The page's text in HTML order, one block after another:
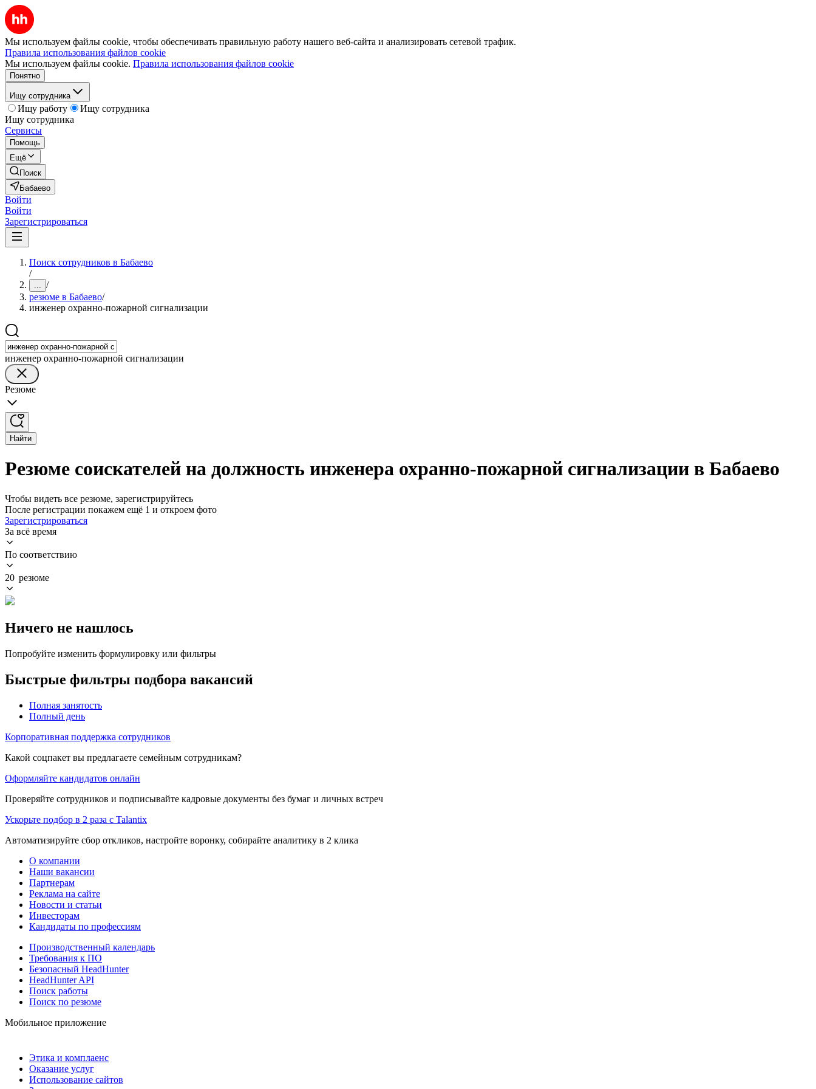
Мы используем файлы cookie, чтобы обеспечивать правильную работу нашего веб-сайта и анализировать сетевой трафик.
Правила использования файлов cookie
Мы используем файлы cookie. Правила использования файлов cookie
Понятно
Ищу сотрудника
Ищу работу
Ищу сотрудника
Ищу сотрудника
Сервисы
Помощь
Ещё
Поиск
Бабаево
Войти
Войти
Зарегистрироваться
Поиск сотрудников в Бабаево
/
... /
резюме в Бабаево/
инженер охранно-пожарной сигнализации
инженер охранно-пожарной сигнализации
Резюме
Найти
Резюме соискателей на должность инженера охранно-пожарной сигнализации в Бабаево
Чтобы видеть все резюме, зарегистрируйтесь
После регистрации покажем ещё 1 и откроем фото
Зарегистрироваться
За всё время
По соответствию
20 резюме
Ничего не нашлось
Попробуйте изменить формулировку или фильтры
Быстрые фильтры подбора вакансий
Полная занятость
Полный день
Корпоративная поддержка сотрудников
Какой соцпакет вы предлагаете семейным сотрудникам?
Оформляйте кандидатов онлайн
Проверяйте сотрудников и подписывайте кадровые документы без бумаг и личных встреч
Ускорьте подбор в 2 раза с Talantix
Автоматизируйте сбор откликов, настройте воронку, собирайте аналитику в 2 клика
О компании
Наши вакансии
Партнерам
Реклама на сайте
Новости и статьи
Инвесторам
Кандидаты по профессиям
Производственный календарь
Требования к ПО
Безопасный HeadHunter
HeadHunter API
Поиск работы
Поиск по резюме
Мобильное приложение
Этика и комплаенс
Оказание услуг
Использование сайтов